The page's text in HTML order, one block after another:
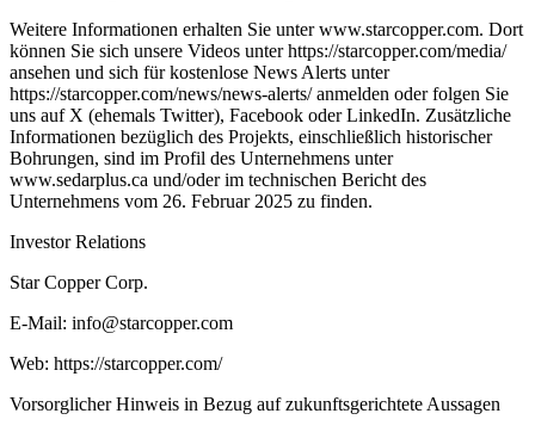
Weitere Informationen erhalten Sie unter www.starcopper.com. Dort
können Sie sich unsere Videos unter https://starcopper.com/media/
ansehen und sich für kostenlose News Alerts unter
https://starcopper.com/news/news-alerts/ anmelden oder folgen Sie
uns auf X (ehemals Twitter), Facebook oder LinkedIn. Zusätzliche
Informationen bezüglich des Projekts, einschließlich historischer
Bohrungen, sind im Profil des Unternehmens unter
www.sedarplus.ca und/oder im technischen Bericht des
Unternehmens vom 26. Februar 2025 zu finden.
Investor Relations
Star Copper Corp.
E-Mail: info@starcopper.com
Web: https://starcopper.com/
Vorsorglicher Hinweis in Bezug auf zukunftsgerichtete Aussagen